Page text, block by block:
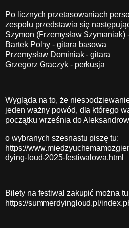
Po licznych przetasowaniach
zespołu przedstawia się
Szymon (Przemysław Szymaniak)
Bartek Polny - gitara basowa
Przemysław Dominiak - gitara
Grzegorz Graczyk - perkusja
Wygląda na to, że
jeden ważny powód, dla którego
początku września do
o wybranych szesnastu piszę tu:
https://
dying-loud-2025-festiwalowa.html
Bilety na festiwal zakupić można tu:
https://summerdyingloud.pl/